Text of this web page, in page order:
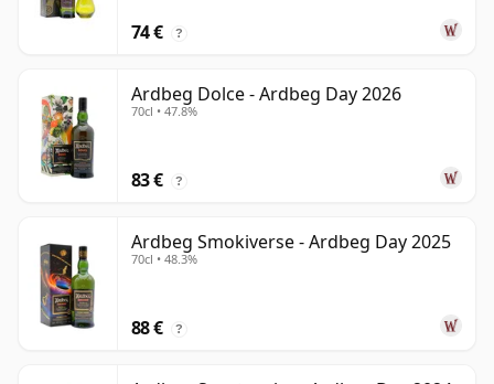
74 € ?
Ardbeg Dolce - Ardbeg Day 2026
70cl • 47.8%
83 € ?
Ardbeg Smokiverse - Ardbeg Day 2025
70cl • 48.3%
88 € ?